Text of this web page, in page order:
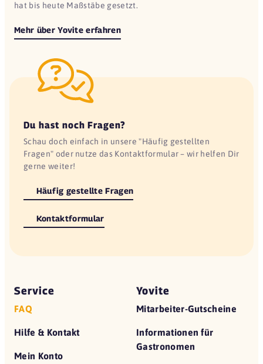
hat bis heute Maßstäbe gesetzt.
Mehr über Yovite erfahren
Du hast noch Fragen?
Schau doch einfach in unsere "Häufig gestellten
Fragen" oder nutze das Kontaktformular – wir helfen Dir
gerne weiter!
Häufig gestellte Fragen
Kontaktformular
Service
FAQ
Hilfe & Kontakt
Mein Konto
Yovite
Mitarbeiter-Gutscheine
Informationen für
Gastronomen